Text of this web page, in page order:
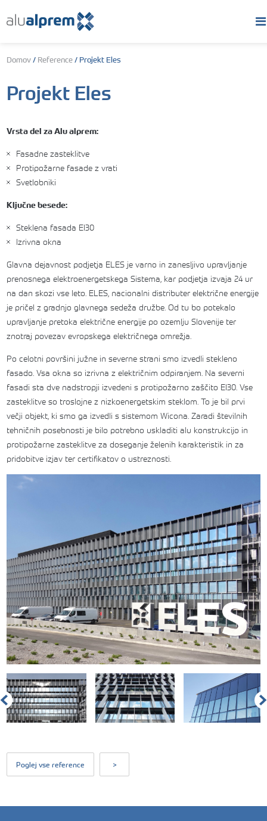
Domov/ Reference/ Projekt Eles
Projekt Eles
Poglej vse reference >
Vrsta del za Alu alprem:
Fasadne zasteklitve
Protipožarne fasade z vrati
Svetlobniki
Ključne besede:
Steklena fasada EI30
Izrivna okna
Glavna dejavnost podjetja ELES je varno in zanesljivo upravljanje
prenosnega elektroenergetskega Sistema, kar podjetja izvaja 24 ur
na dan skozi vse leto. ELES, nacionalni distributer električne energije
je pričel z gradnjo glavnega sedeža družbe. Od tu bo potekalo
upravljanje pretoka električne energije po ozemlju Slovenije ter
znotraj povezav evropskega električnega omrežja.
Po celotni površini južne in severne strani smo izvedli stekleno
fasado. Vsa okna so izrivna z električnim odpiranjem. Na severni
fasadi sta dve nadstropji izvedeni s protipožarno zaščito EI30. Vse
zasteklitve so troslojne z nizkoenergetskim steklom. To je bil prvi
večji objekt, ki smo ga izvedli s sistemom Wicona. Zaradi številnih
tehničnih posebnosti je bilo potrebno uskladiti alu konstrukcijo in
protipožarne zasteklitve za doseganje želenih karakteristik in za
pridobitve izjav ter certifikatov o ustreznosti.